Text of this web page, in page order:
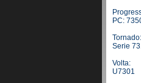
PC:
Tornado:
Serie
Volta:
U7301